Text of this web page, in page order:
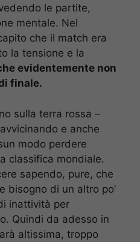
le partite,
mentale. Nel
che il match era
la tensione e la
evidentemente non
finale.
sulla terra rossa –
e anche
modo perdere
classifica mondiale.
sapendo, pure, che
bisogno di un altro po’
inattività per
Quindi da adesso in
altissima, troppo